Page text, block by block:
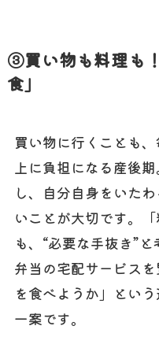
③買い物も料理も
食」
買い物に行くことも
上に負担になる産後
し、自分自身をいた
いことが大切です。
も、“必要な手抜き”
弁当の宅配サービス
を食べようか」とい
一案です。